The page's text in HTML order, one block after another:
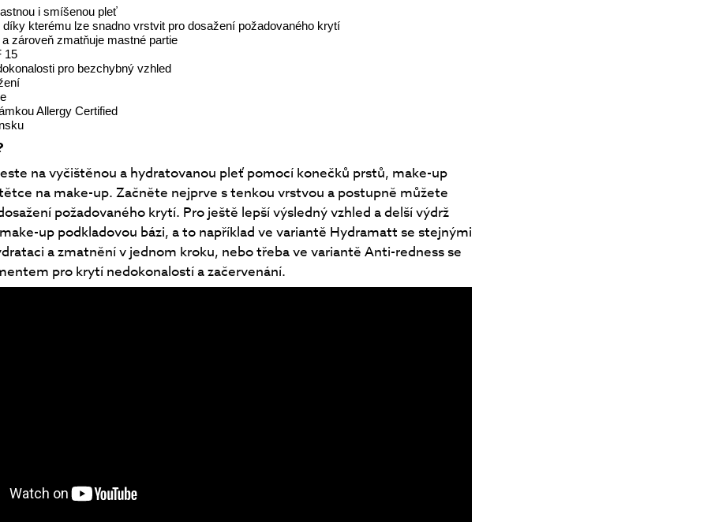
i smíšenou pleť
díky kterému lze snadno vrstvit pro dosažení požadovaného krytí
zároveň zmatňuje mastné partie
15
pro bezchybný vzhled
Allergy Certified
na vyčištěnou a hydratovanou pleť pomocí konečků prstů, make-up
na make-up. Začněte nejprve s tenkou vrstvou a postupně můžete
požadovaného krytí. Pro ještě lepší výsledný vzhled a delší výdrž
up podkladovou bázi, a to například ve variantě Hydramatt se stejnými
a zmatnění v jednom kroku, nebo třeba ve variantě Anti-redness se
pro krytí nedokonalostí a začervenání.